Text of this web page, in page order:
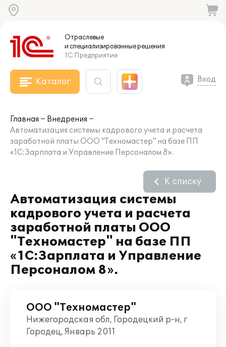
Отраслевые
и специализированныерешения
1С:Предприятие
Каталог Вход
Главная
Внедрения
Автоматизация системы кадрового учета и расчета
заработной платы ООО "Техномастер" на базе ПП
«1С:Зарплата и Управление Персоналом 8».
Автоматизация системы
кадрового учета и расчета
заработной платы ООО
"Техномастер" на базе ПП
«1С:Зарплата и Управление
Персоналом 8».
К списку
ООО "Техномастер"
Нижегородская обл, Городецкий р-н, г
Городец, Январь 2011